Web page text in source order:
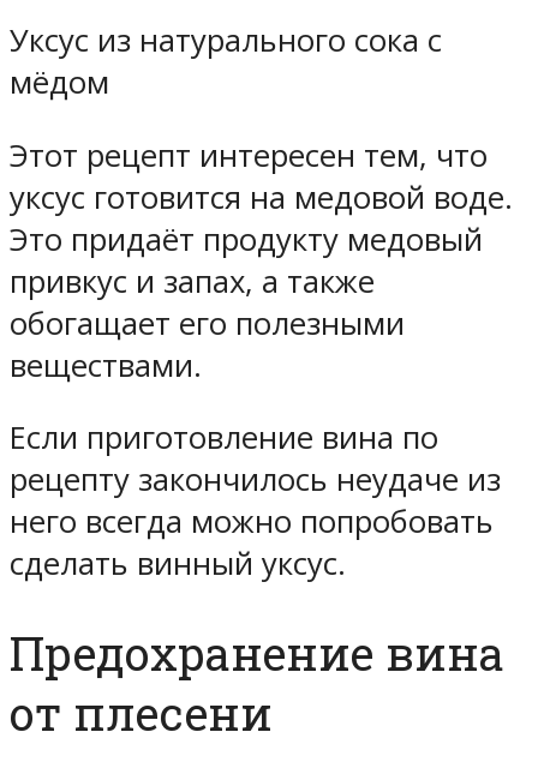
Уксус из натурального сока с
мёдом
Этот рецепт интересен тем, что
уксус готовится на медовой воде.
Это придаёт продукту медовый
привкус и запах, а также
обогащает его полезными
веществами.
Если приготовление вина по
рецепту закончилось неудаче из
него всегда можно попробовать
сделать винный уксус.
Предохранение вина
от плесени